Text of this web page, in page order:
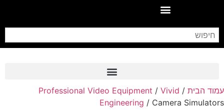
Frame Grabber
עמוד הבית /
Professional Video Equipment / Vivid
Engineering / Camera Simulators